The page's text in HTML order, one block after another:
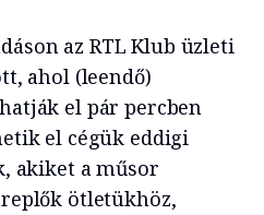
az RTL Klub üzleti
ahol (leendő)
el pár percben
el cégük eddigi
akiket a műsor
ötletükhöz,